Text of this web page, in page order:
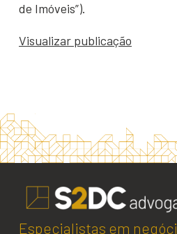
de Imóveis”).
Visualizar publicação
Especialistas em